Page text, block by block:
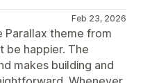
Feb 23, 2026
Parallax theme from
be happier. The
makes building and